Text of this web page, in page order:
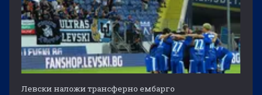
Левски наложи трансферно ембарго